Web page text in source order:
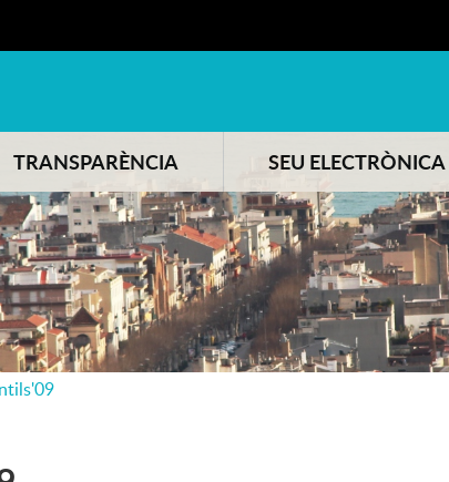
TRANSPARÈNCIA SEU ELECTRÒNICA